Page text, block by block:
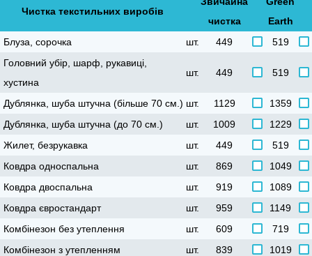
Чистка текстильних виробі
чистка
Earth
Блуза, сорочка
шт. 449
519
Головний убір, шарф, рукавиці,
хустина
шт. 449 519
Дублянка, шуба штучна (більше 70 см.) шт. 1129
1359
Дублянка, шуба штучна (до 70 см.)
шт. 1009
1229
Жилет, безрукавка
шт. 449
519
Ковдра односпальна
шт. 869
1049
Ковдра двоспальна
шт. 919
1089
Ковдра євростандарт
шт. 959
1149
Комбінезон без утеплення
шт. 609
719
Комбінезон з утепленням
шт. 839
1019